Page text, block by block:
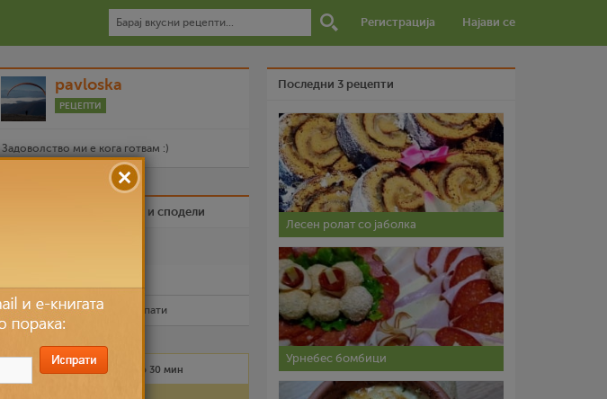
Регистрација Најави се
pavloska
РЕЦЕПТИ
Задоволство ми е кога готвам :)
Биди вистински пријател и сподели
Рецептот е прочитан пати
Лесно 6 лица до 30 мин
Последни 3 рецепти
Лесен ролат со јаболка
Урнебес бомбици